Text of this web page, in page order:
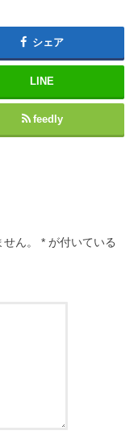
シェア
LINE
feedly
ん。 * が付いている